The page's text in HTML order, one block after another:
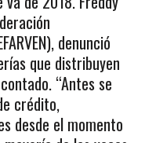
denunció
que distribuyen
“Antes se
crédito,
desde el momento